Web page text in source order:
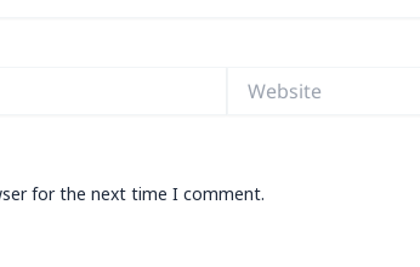
Website
for the next time I comment.